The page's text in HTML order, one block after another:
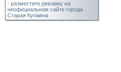
- разместите рекламу на
неофициальном сайте города
Старая Купавна